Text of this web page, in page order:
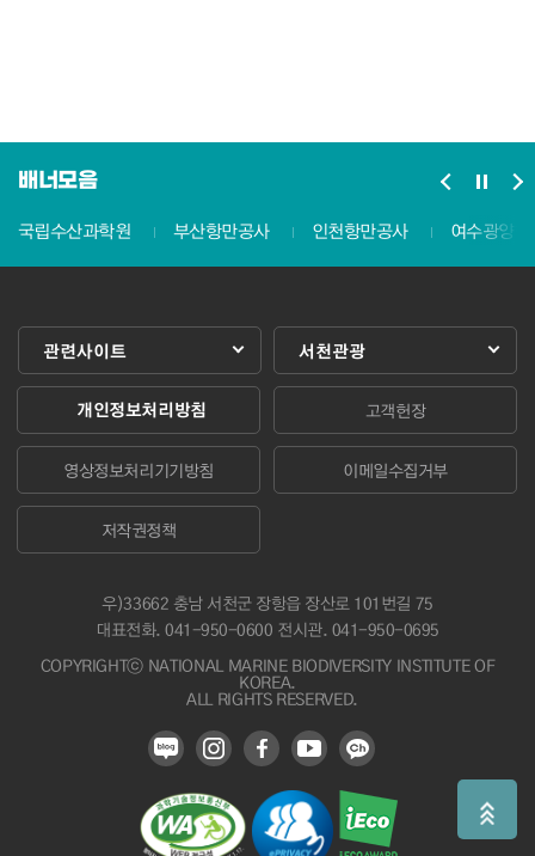
배너모음
국립수산과학원
부산항만공사 인천항만공사 여수광양
개인정보처리방침 고객헌장
영상정보처리기기방침 이메일수집거부
저작권정책
우)33662 충남 서천군 장항읍 장산로 101번길 75
대표전화.041-950-0600 전시관. 041-950-0695
COPYRIGHTⓒ NATIONAL MARINE BIODIVERSITY INSTITUTE OF
KOREA.
ALL RIGHTS RESERVED.
관련사이트 서천관광